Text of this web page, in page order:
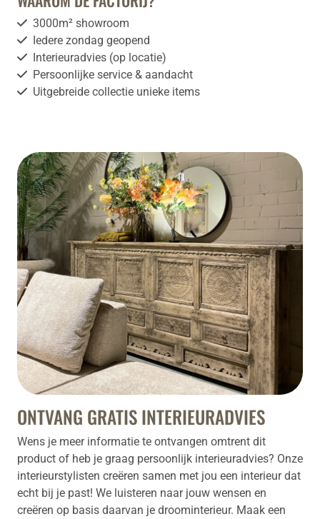
3000m² showroom
Iedere zondag geopend
Interieuradvies (op locatie)
Persoonlijke service & aandacht
Uitgebreide collectie unieke items
ONTVANG GRATIS INTERIEURADVIES
Wens je meer informatie te ontvangen omtrent dit
product of heb je graag persoonlijk interieuradvies? Onze
interieurstylisten creëren samen met jou een interieur dat
echt bij je past! We luisteren naar jouw wensen en
creëren op basis daarvan je droominterieur. Maak een